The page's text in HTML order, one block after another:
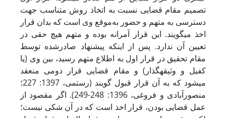
تصمیم مقام قضایی نسبت به اتخاذ روش متناسب جهت
دسترسی به متهم و حضور به‌موقع وی است که بدان قرار
اخذ می‏گویند. این قرار آمرانه بوده و متهم هیچ حقی در
تعیین آن ندارد. پس از اینکه پیشنهاد صادرشده توسط
مقام تحقیق در قرار اول به اطلاع متهم رسید، بین وی (یا
کفیل و وثیقه‏گذار) و مقام قضایی قرار دومی منعقد
می‏شود که به آن قرار قبول گویند (رستمی، 1397: 227؛
منصورآبادی و فروغی، 1396: 248-249). اگر مقصود از
عمل قضایی بودن، قرار اخذ است که در آن شکی نیست؛